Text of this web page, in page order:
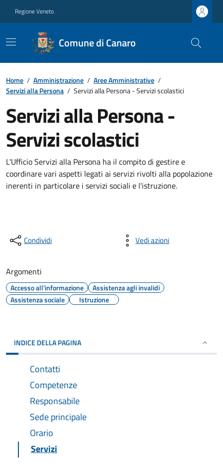
Regione Veneto
Comune di Canaro
Home / Amministrazione / Aree Amministrative /
Servizi alla Persona / Servizi alla Persona - Servizi scolastici
Servizi alla Persona -
Servizi scolastici
L'Ufficio Servizi alla Persona ha il compito di gestire e
coordinare vari aspetti legati ai servizi rivolti alla popolazione
inerenti in particolare i servizi sociali e l'istruzione.
Condividi Vedi azioni
Argomenti
Accesso all'informazione
Assistenza agli invalidi
Assistenza sociale
Istruzione
INDICE DELLA PAGINA
Contatti
Competenze
Responsabile
Sede principale
Orario
Servizi